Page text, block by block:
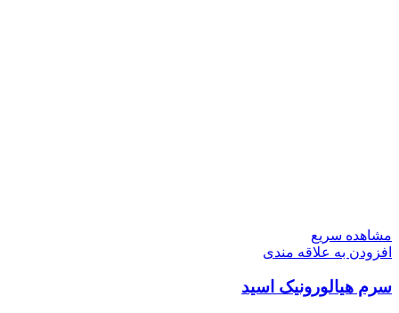
مشاهده سریع
افزودن به علاقه مندی
سرم هیالورونیک اسید